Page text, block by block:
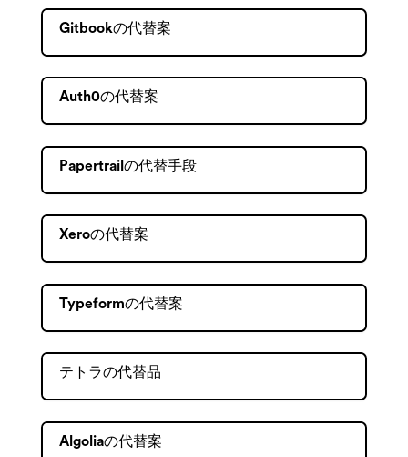
Gitbookの代替案
Auth0の代替案
Papertrailの代替手段
Xeroの代替案
Typeformの代替案
テトラの代替品
Algoliaの代替案